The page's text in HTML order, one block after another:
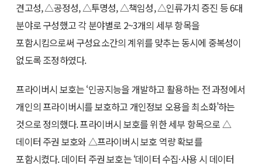
견고성, △공정성, △투명성, △책임성, △인류가치 증진 등 6대
분야로 구성했고 각 분야별로 2~3개의 세부 항목을
포함시킴으로써 구성요소간의 계위를 맞추는 동시에 중복성이
없도록 조정하였다.
프라이버시 보호는 ‘인공지능을 개발하고 활용하는 전 과정에서
개인의 프라이버시를 보호하고 개인정보 오용을 최소화’하는
것으로 정의했다. 프라이버시 보호를 위한 세부 항목으로 △
데이터 주권 보호와 △프라이버시 보호 역량 확보를
포함시켰다. 데이터 주권 보호는 ‘데이터 수집·사용 시 데이터